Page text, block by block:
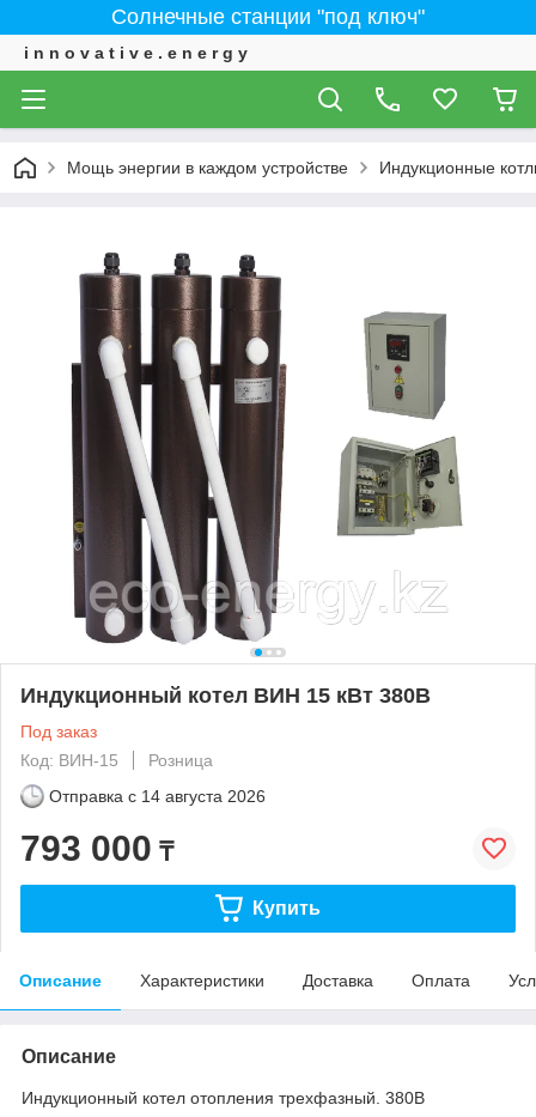
Солнечные станции "под ключ"
i n n o v a t i v e . e n e r g y
Мощь энергии в каждом устройстве Индукционные
Индукционный котел ВИН 15 кВт 380В
Под заказ
Код: ВИН-15
Розница
Отправка с 14 августа 2026
793 000 ₸
Купить
Описание Характеристики Доставка Оплата
Описание
Индукционный котел отопления трехфазный. 380В